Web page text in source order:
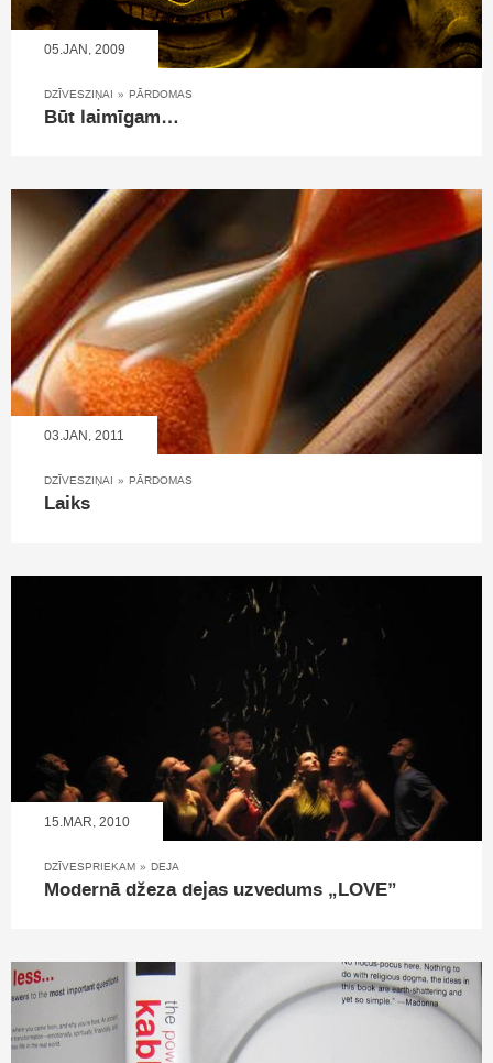
05.JAN, 2009
DZĪVESZIŅAI » PĀRDOMAS
Būt laimīgam…
03.JAN, 2011
DZĪVESZIŅAI » PĀRDOMAS
Laiks
15.MAR, 2010
DZĪVESPRIEKAM » DEJA
Modernā džeza dejas uzvedums „LOVE”